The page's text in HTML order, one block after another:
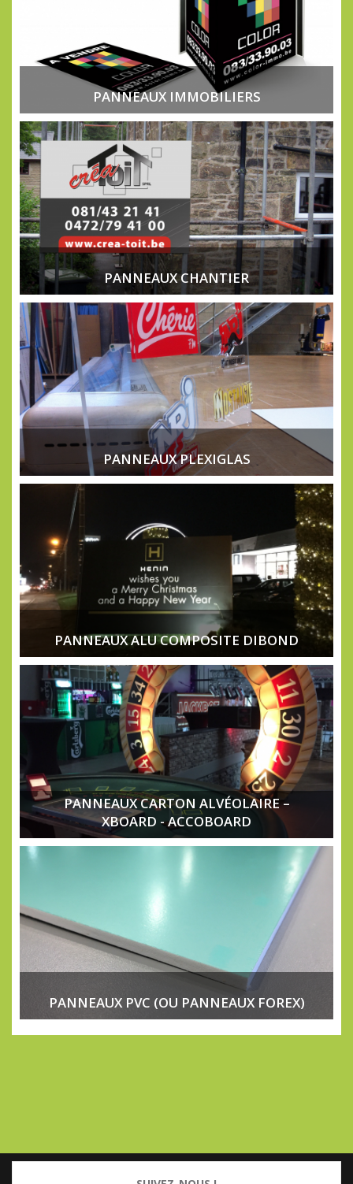
PANNEAUX IMMOBILIERS
PANNEAUX CHANTIER
PANNEAUX PLEXIGLAS
PANNEAUX ALU COMPOSITE DIBOND
PANNEAUX CARTON ALVÉOLAIRE –
XBOARD - ACCOBOARD
PANNEAUX PVC (OU PANNEAUX FOREX)